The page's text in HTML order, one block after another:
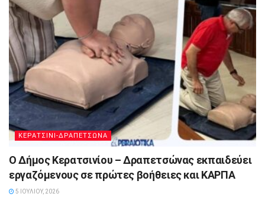
ΚΕΡΑΤΣΙΝΙ-ΔΡΑΠΕΤΣΩΝΑ
Ο Δήμος Κερατσινίου – Δραπετσώνας εκπαιδεύει
εργαζόμενους σε πρώτες βοήθειες και ΚΑΡΠΑ
5 ΙΟΥΛΊΟΥ, 2026